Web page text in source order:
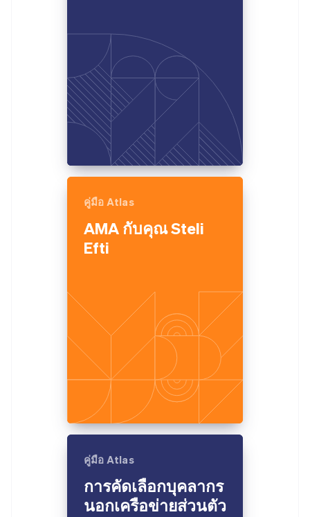
คู่มือ Atlas
AMA กับคุณ Steli
Efti
คู่มือ Atlas
การคัดเลือกบุคลากร
นอกเครือข่ายส่วนตัว